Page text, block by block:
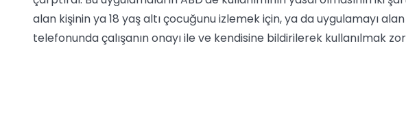
alan kişinin ya 18 yaş altı çocuğunu izlemek için, ya da uygulamayı
telefonunda çalışanın onayı ile ve kendisine bildirilerek kullanılmak